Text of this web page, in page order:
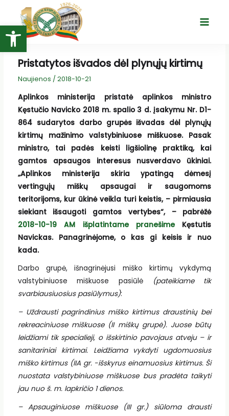
Open toolbar
turinio
Main
Pristatytos išvados dėl plynųjų kirtimų
Naujienos / 2018-10-21
Aplinkos ministerija pristatė aplinkos ministro
Kęstučio Navicko 2018 m. spalio 3 d. įsakymu Nr. D1-
864 sudarytos darbo grupės išvadas dėl plynųjų
kirtimų mažinimo valstybiniuose miškuose. Pasak
ministro, tai padės keisti ligšiolinę praktiką, kai
gamtos apsaugos interesus nusverdavo ūkiniai.
„Aplinkos ministerija skiria ypatingą dėmesį
vertingųjų miškų apsaugai ir saugomoms
teritorijoms, kur ūkinė veikla turi keistis, – pirmiausia
siekiant išsaugoti gamtos vertybes“, – pabrėžė
2018-10-19 AM išplatintame pranešimeKęstutis
Navickas. Panagrinėjome, o kas gi keisis ir nuo
kada.
Darbo grupė, išnagrinėjusi miško kirtimų vykdymą
valstybiniuose miškuose pasiūlė (pateikiame tik
svarbiausiuosius pasiūlymus):
– Uždrausti pagrindinius miško kirtimus draustinių bei
rekreaciniuose miškuose (II miškų grupė). Juose būtų
leidžiami tik specialieji, o išskirtinio pavojaus atveju – ir
sanitariniai kirtimai. Leidžiama vykdyti ugdomuosius
miško kirtimus (IIA gr. -išskyrus einamuosius kirtimus. Ši
nuostata valstybiniuose miškuose bus pradėta taikyti
jau nuo š. m. lapkričio 1 dienos.
– Apsauginiuose miškuose (III gr.) siūloma drausti